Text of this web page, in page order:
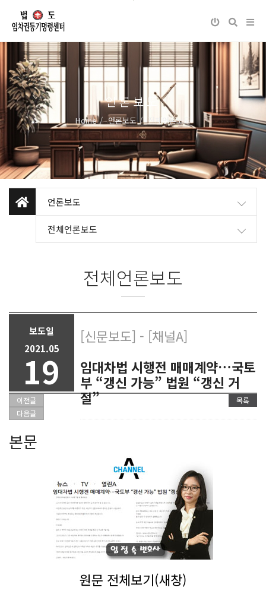
언론보도
Home 언론보도 전체언론보도
언론보도
전체언론보도
전체언론보도
보도일
2021.05
19
[신문보도] - [채널A]
임대차법 시행전 매매계약…국토
부 “갱신 가능” 법원 “갱신 거
절”
이전글
다음글
목록
본문
원문 전체보기(새창)